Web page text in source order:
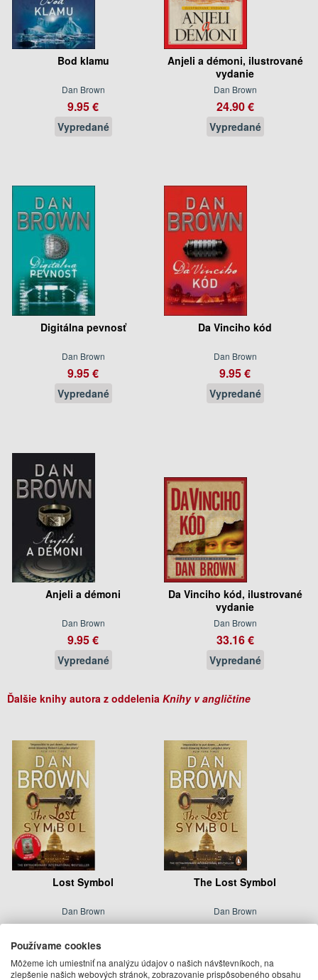
Bod klamu
Dan Brown
9.95 €
Vypredané
Anjeli a démoni, ilustrované
vydanie
Dan Brown
24.90 €
Vypredané
Digitálna pevnosť
Dan Brown
9.95 €
Vypredané
Da Vinciho kód
Dan Brown
9.95 €
Vypredané
Anjeli a démoni
Dan Brown
9.95 €
Vypredané
Da Vinciho kód, ilustrované
vydanie
Dan Brown
33.16 €
Vypredané
Ďalšie knihy autora z oddelenia Knihy v angličtine
Lost Symbol
Dan Brown
5.99 €
Na objednávku
The Lost Symbol
Dan Brown
13.95 €
Používame cookies
Môžeme ich umiestniť na analýzu údajov o našich návštevníkoch, na
zlepšenie našich webových stránok, zobrazovanie prispôsobeného obsahu